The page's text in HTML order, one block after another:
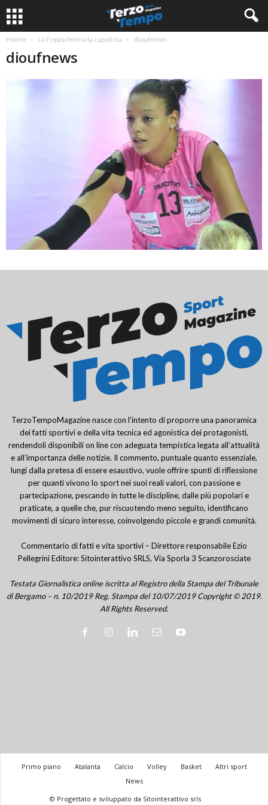
Home La Foppa ferma la capolista dioufnews
dioufnews
TerzoTempoMagazine nasce con l’intento di proporre una panoramica
dei fatti sportivi e della vita tecnica ed agonistica dei protagonisti,
rendendoli disponibili on line con adeguata tempistica legata all’attualità
e all’importanza delle notizie. Il commento, puntuale quanto essenziale,
lungi dalla pretesa di essere esaustivo, vuole offrire spunti di riflessione
per quanti vivono lo sport nei suoi reali valori, con passione e
partecipazione, pescando in tutte le discipline, dalle più popolari e
praticate, a quelle che, pur riscuotendo meno seguito, identificano
movimenti di sicuro interesse, coinvolgendo piccole e grandi comunità.
Commentario di fatti e vita sportivi – Direttore responsabile Ezio
Pellegrini Editore: Sitointerattivo SRLS, Via Sporla 3 Scanzorosciate
Testata Giornalistica online iscritta al Registro della Stampa del Tribunale
di Bergamo – n. 10/2019 Reg. Stampa del 10/07/2019 Copyright © 2019.
All Rights Reserved.
Primo piano Atalanta Calcio Volley Basket
Altri sport
News
© Progettato e sviluppato da Sitointerattivo srls